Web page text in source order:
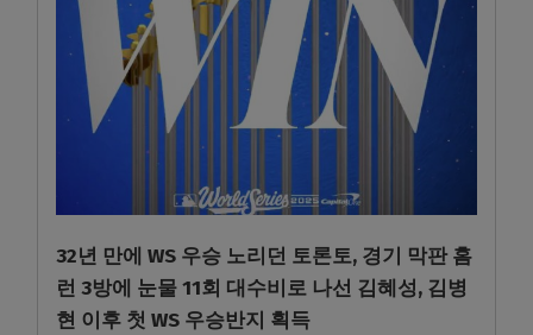
32년 만에 WS 우승 노리던 토론토, 경기 막판 홈
런 3방에 눈물 11회 대수비로 나선 김혜성, 김병
현 이후 첫 WS 우승반지 획득